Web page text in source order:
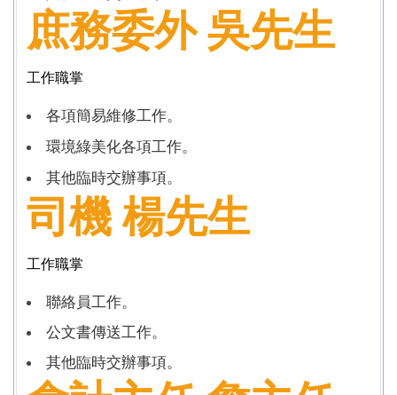
庶務委外 吳先生
工作職掌
各項簡易維修工作。
環境綠美化各項工作。
其他臨時交辦事項。
司機楊先生
工作職掌
聯絡員工作。
公文書傳送工作。
其他臨時交辦事項。